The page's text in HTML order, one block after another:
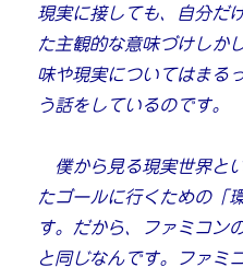
現実に接しても、自分だ
た主観的な意味づけしか
味や現実についてはまる
う話をしているのです。
僕から見る現実世界と
たゴールに行くための「
す。だから、ファミコン
と同じなんです。ファミ